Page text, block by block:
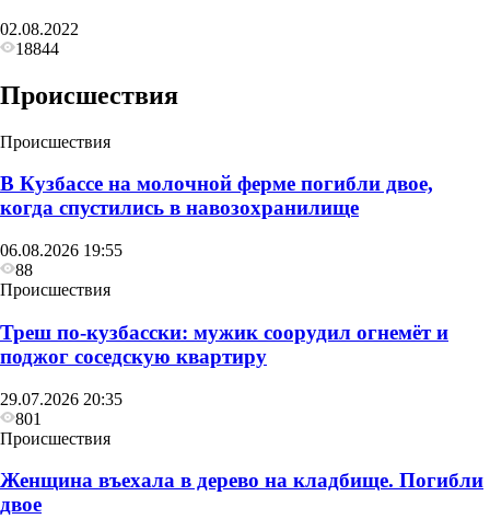
02.08.2022
18844
Происшествия
Происшествия
В Кузбассе на молочной ферме погибли двое,
когда спустились в навозохранилище
06.08.2026 19:55
88
Происшествия
Треш по-кузбасски: мужик соорудил огнемёт и
поджог соседскую квартиру
29.07.2026 20:35
801
Происшествия
Женщина въехала в дерево на кладбище. Погибли
двое